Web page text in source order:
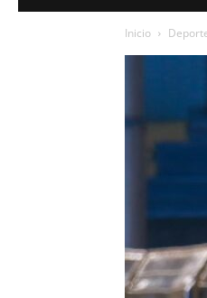
Inicio